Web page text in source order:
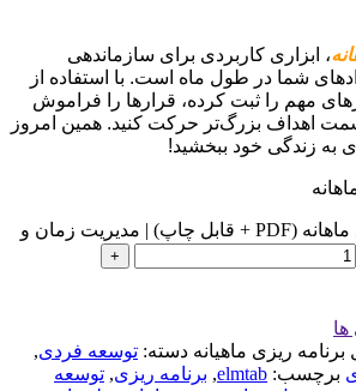
، ابزاری کاربردی برای سازماندهی
شما در طول ماه است. با استفاده از
مهم را ثبت کرده، قرارها را فراموش
سمت اهداف بزرگ‌تر حرکت کنید. همین امروز
به زندگی خود ببخشید!
جدول برنامه ریزی ماهانه (PDF + قابل چاپ) | مدیریت زمان و
+
ها
ریزی ماهیانه دسته: توسعه فردی,
برچسب: elmtab
, برنامه ریزی, توسعه